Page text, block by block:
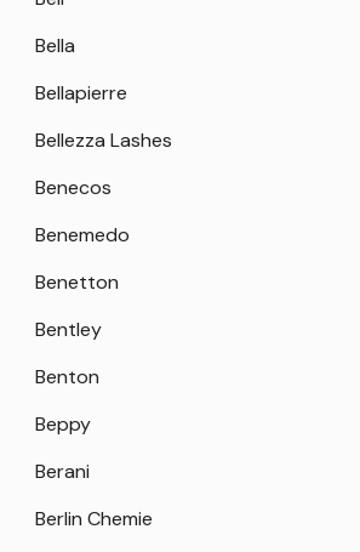
Bella
Bellapierre
Bellezza Lashes
Benecos
Benemedo
Benetton
Bentley
Benton
Beppy
Berani
Berlin Chemie